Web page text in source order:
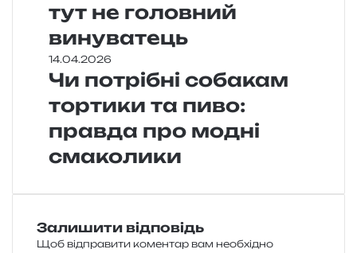
тут не головний
винуватець
14.04.2026
Чи потрібні собакам
тортики та пиво:
правда про модні
смаколики
Залишити відповідь
Щоб відправити коментар вам необхідно